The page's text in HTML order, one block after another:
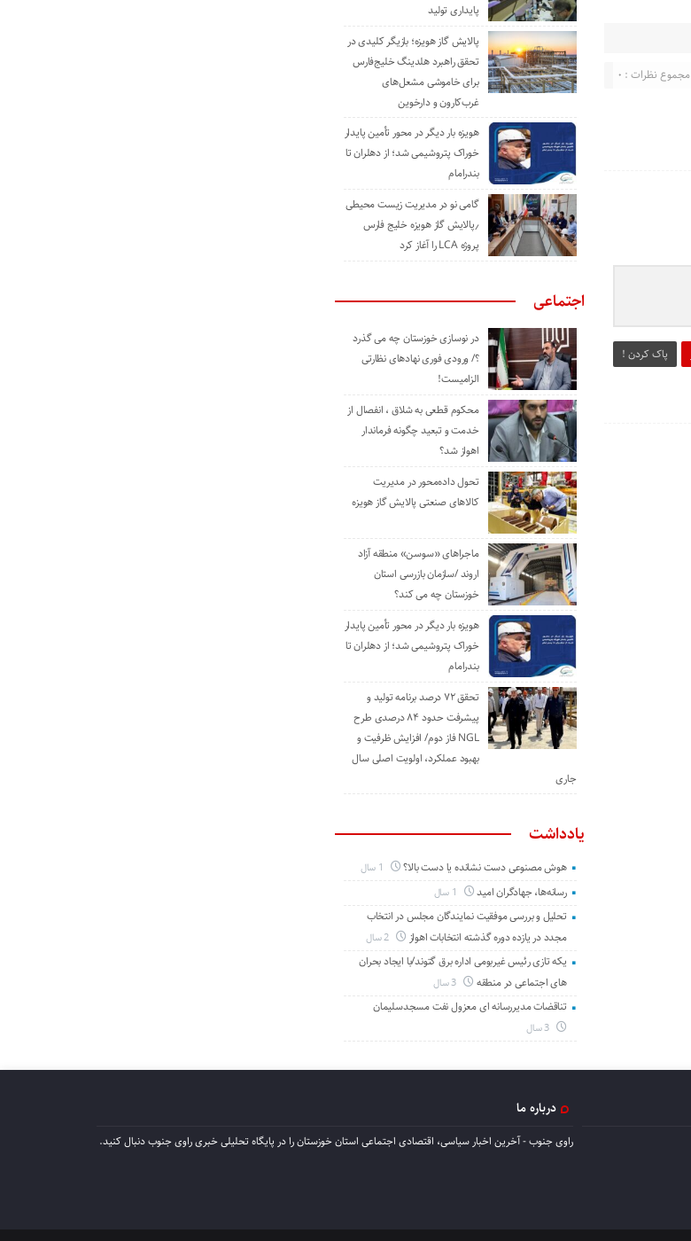
مجموع نظرات : 0
پاک کردن !
پایداری تولید
پالایش گاز هویزه؛ بازیگر کلیدی در
تحقق راهبرد هلدینگ خلیج‌فارس
برای خاموشی مشعل‌های
غرب‌کارون و دارخوین
هویزه بار دیگر در محور تأمین پایدار
خوراک پتروشیمی شد؛ از دهلران تا
بندرامام
گامی نو در مدیریت زیست ‌محیطی
٫پالایش گاز هویزه خلیج ‌فارس
پروژه LCA را آغاز کرد
اجتماعی
در نوسازی خوزستان چه می گذرد
؟/ ورودی فوری نهادهای نظارتی
الزامیست!
محکوم قطعی به شلاق ، انفصال از
خدمت و تبعید چگونه فرماندار
اهواز شد؟
تحول داده‌محور در مدیریت
کالاهای صنعتی پالایش گاز هویزه
ماجراهای «سوسن» منطقه آزاد
اروند /سازمان بازرسی استان
خوزستان چه می کند؟
هویزه بار دیگر در محور تأمین پایدار
خوراک پتروشیمی شد؛ از دهلران تا
بندرامام
تحقق ۷۲ درصد برنامه تولید و
پیشرفت حدود ۸۴ درصدی طرح
NGL فاز دوم/ افزایش ظرفیت و
بهبود عملکرد، اولویت اصلی سال
جاری
یادداشت
هوش مصنوعی دست نشانده یا دست بالا؟
رسانه‌ها، جهادگران امید
تحلیل و بررسی موفقیت نمایندگان مجلس در انتخاب
مجدد در یازده دوره گذشته انتخابات اهواز
یکه تازی رئیس غیربومی اداره برق گتوند/با ایجاد بحران
های اجتماعی در منطقه
تناقضات مدیررسانه ای معزول نفت مسجدسلیمان
درباره ما
راوی جنوب - آخرین اخبار سیاسی، اقتصادی اجتماعی استان خوزستان را در پایگاه تحلیلی خبری راوی جنوب دنبال کنید.